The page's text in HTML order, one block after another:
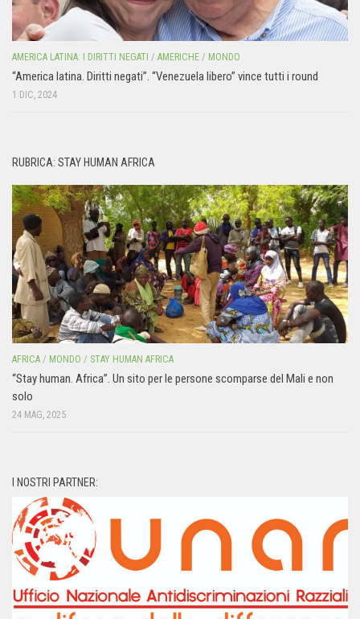
AMERICA LATINA: I DIRITTI NEGATI / AMERICHE / MONDO
“America latina. Diritti negati”. “Venezuela libero” vince tutti i round
1 DIC, 2024
RUBRICA: STAY HUMAN AFRICA
AFRICA / MONDO / STAY HUMAN AFRICA
“Stay human. Africa”. Un sito per le persone scomparse del Mali e non
solo
24 MAG, 2025
I NOSTRI PARTNER: